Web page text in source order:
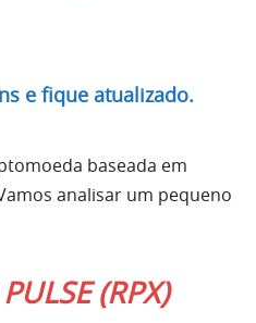
e fique atualizado.
baseada em
analisar um pequeno
(RPX)